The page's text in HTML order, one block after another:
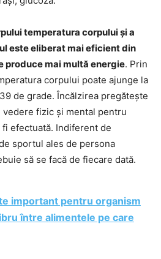
temperatura corpului și a
este eliberat mai eficient din
produce mai multă energie. Prin
corpului poate ajunge la
de grade. Încălzirea pregătește
fizic și mental pentru
efectuată. Indiferent de
sportul ales de persona
să se facă de fiecare dată.
important pentru organism
între alimentele pe care